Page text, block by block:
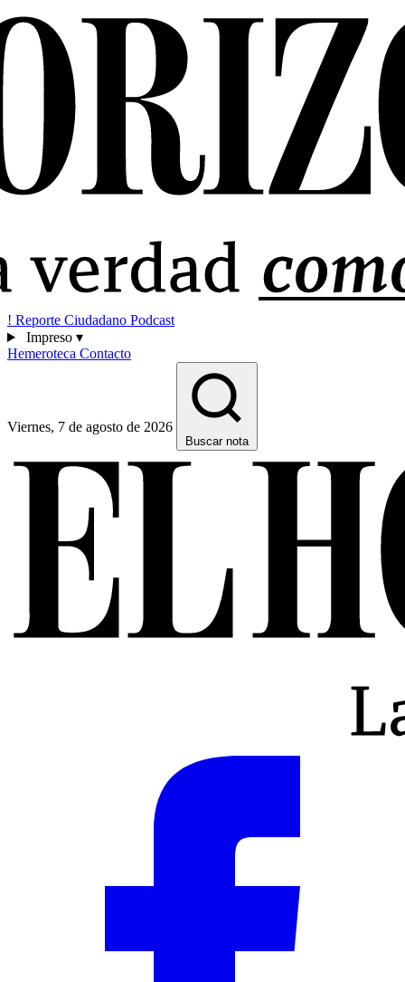
! Reporte Ciudadano Podcast
Impreso ▾
Hemeroteca Contacto
Viernes, 7 de agosto de 2026
Buscar nota